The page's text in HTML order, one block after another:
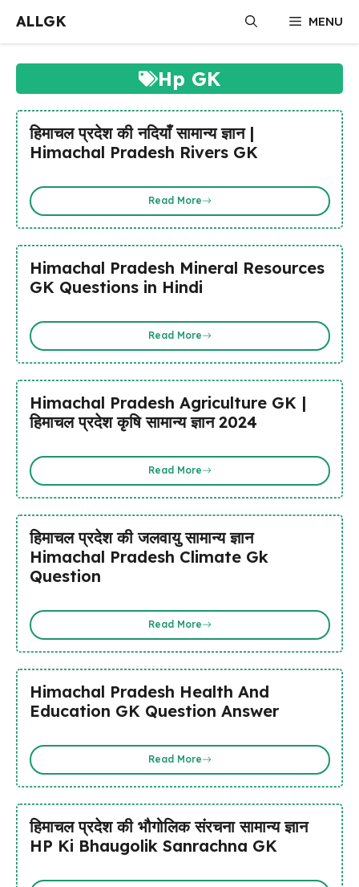
content
ALLGK MENU
Hp GK
हिमाचल प्रदेश की नदियाँ सामान्य ज्ञान |
Himachal Pradesh Rivers GK
Read More
Himachal Pradesh Mineral Resources
GK Questions in Hindi
Read More
Himachal Pradesh Agriculture GK |
हिमाचल प्रदेश कृषि सामान्य ज्ञान 2024
Read More
हिमाचल प्रदेश की जलवायु सामान्य ज्ञान
Himachal Pradesh Climate Gk
Question
Read More
Himachal Pradesh Health And
Education GK Question Answer
Read More
हिमाचल प्रदेश की भौगोलिक संरचना सामान्य ज्ञान
HP Ki Bhaugolik Sanrachna GK